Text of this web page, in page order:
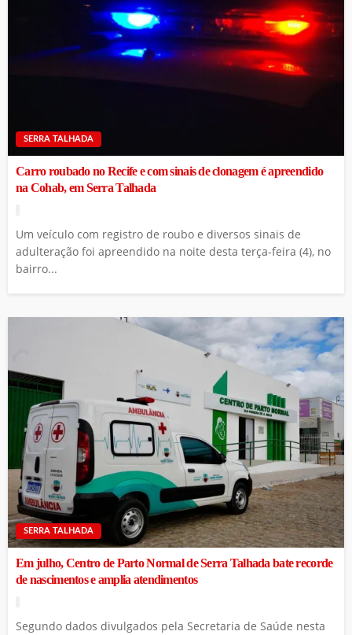
SERRA TALHADA
Carro roubado no Recife e com sinais de clonagem é apreendido
na Cohab, em Serra Talhada
Um veículo com registro de roubo e diversos sinais de
adulteração foi apreendido na noite desta terça-feira (4), no
bairro...
SERRA TALHADA
Em julho, Centro de Parto Normal de Serra Talhada bate recorde
de nascimentos e amplia atendimentos
Segundo dados divulgados pela Secretaria de Saúde nesta